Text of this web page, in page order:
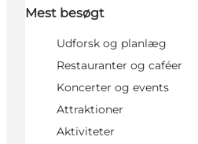
Mest besøgt
Udforsk og planlæg
Restauranter og caféer
Koncerter og events
Attraktioner
Aktiviteter